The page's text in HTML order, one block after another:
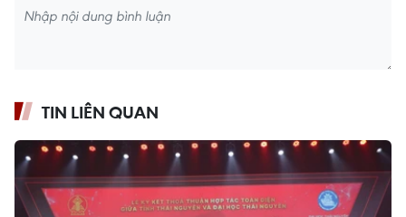
TIN LIÊN QUAN